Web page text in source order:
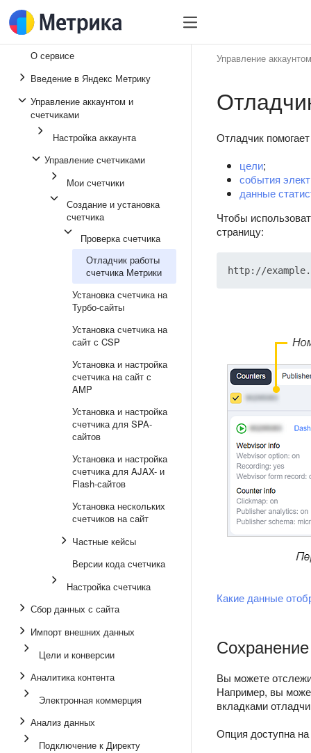
О сервисе
Введение в Яндекс Метрику
Управление аккаунтом и
счетчиками
Настройка аккаунта
Управление счетчиками
Мои счетчики
Создание и установка
счетчика
Проверка счетчика
Отладчик работы
счетчика Метрики
Установка счетчика на
Турбо-сайты
Установка счетчика на
сайт с CSP
Установка и настройка
счетчика на сайт с
AMP
Установка и настройка
счетчика для SPA-
сайтов
Установка и настройка
счетчика для AJAX- и
Flash-сайтов
Установка нескольких
счетчиков на сайт
Частные кейсы
Версии кода счетчика
Настройка счетчика
Сбор данных с сайта
Импорт внешних данных
Цели и конверсии
Аналитика контента
Электронная коммерция
Анализ данных
Подключение к Директу
Управление
Отладчик
цели;
события
данные
Чтобы
страницу:
Какие данные
Вы можете
Например, вы
вкладками
Опция доступна